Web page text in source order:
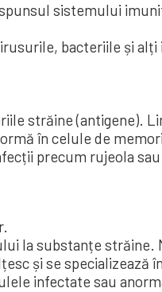
sistemului
bacteriile și
străine (antigene).
în celule de
precum rujeola
la substanțe străine.
și se
infectate sau